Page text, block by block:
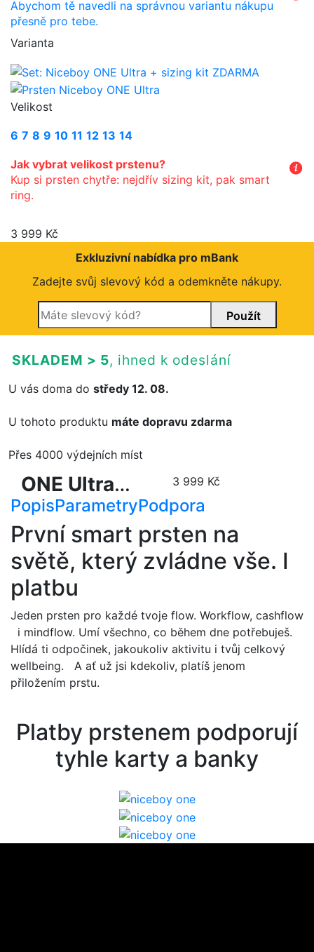
Abychom tě navedli na správnou variantu nákupu
přesně pro tebe.
Varianta
Velikost
6 7 8 9 10 11 12 13 14
Jak vybrat velikost prstenu?
Kup si prsten chytře: nejdřív sizing kit, pak smart
ring.
3 999 Kč
Exkluzivní nabídka pro mBank
Zadejte svůj slevový kód a odemkněte nákupy.
SKLADEM > 5, ihned k odeslání
U vás doma do středy 12. 08.
U tohoto produktu máte dopravu zdarma
Přes 4000 výdejních míst
ONE Ultra
S13 by
mBank
3 999 Kč
PopisParametryPodpora
První smart prsten na
světě, který zvládne vše. I
platbu
Jeden prsten pro každé tvoje flow. Workflow, cashflow
i mindflow. Umí všechno, co během dne potřebuješ.
Hlídá ti odpočinek, jakoukoliv aktivitu i tvůj celkový
wellbeing. A ať už jsi kdekoliv, platíš jenom
přiložením prstu.
Platby prstenem podporují
tyhle karty a banky